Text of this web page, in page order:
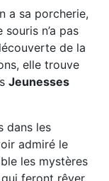
a sa porcherie,
n’a pas
de la
elle trouve
Jeunesses
dans les
admiré le
les mystères
feront rêver